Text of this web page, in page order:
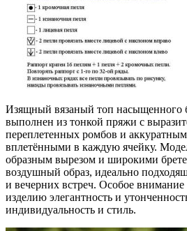
Изящный вязаный топ насыщенного
выполнен из тонкой пряжи с
переплетенных ромбов и
вплетёнными в каждую ячейку.
образным вырезом и широкими
воздушный образ, идеально
и вечерних встреч. Особое внимание
изделию элегантность и
индивидуальность и стиль.